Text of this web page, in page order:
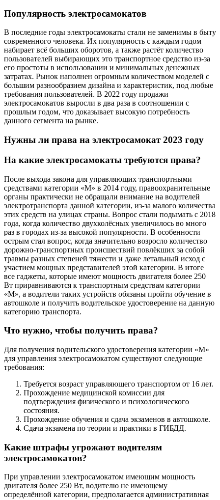
Популярность электросамокатов
В последние годы электросамокаты стали не заменимы в быту
современного человека. Их популярность с каждым годом
набирает всё больших оборотов, а также растёт количество
пользователей выбирающих это транспортное средство из-за
его простоты в использовании и минимальных денежных
затратах. Рынок наполнен огромным количеством моделей с
большим разнообразием дизайна и характеристик, под любые
требования пользователей. В 2022 году продажи
электросамокатов выросли в два раза в соотношении с
прошлым годом, что доказывает высокую потребность
данного сегмента на рынке.
Нужны ли права на электросамокат 2023 году
На какие электросамокаты требуются права?
После выхода закона для управляющих транспортными
средствами категории «М» в 2014 году, правоохранительные
органы практически не обращали внимание на водителей
электротранспорта данной категории, из-за малого количества
этих средств на улицах страны. Вопрос стали подымать с 2018
года, когда количество двухколёсных увеличилось во много
раз в городах из-за высокой популярности. В особенности
острым стал вопрос, когда значительно возросло количество
дорожно-транспортных происшествий повлёкших за собой
травмы разных степеней тяжести и даже летальный исход с
участием мощных представителей этой категории. В итоге
все гаджеты, которые имеют мощность двигателя более 250
Вт приравниваются к транспортным средствам категории
«М», а водители таких устройств обязаны пройти обучение в
автошколе и получить водительское удостоверение на данную
категорию транспорта.
Что нужно, чтобы получить права?
Для получения водительского удостоверения категории «М»
для управления электросамокатом существуют следующие
требования:
Требуется возраст управляющего транспортом от 16 лет.
Прохождение медицинской комиссии для
подтверждения физического и психологического
состояния.
Прохождение обучения и сдача экзаменов в автошколе.
Сдача экзамена по теории и практики в ГИБДД.
Какие штрафы угрожают водителям
электросамокатов?
При управлении электросамокатом имеющим мощность
двигателя более 250 Вт, водителю не имеющему
определённой категории, предполагается административная